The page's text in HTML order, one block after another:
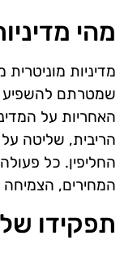
מהי
מדיניות
שמטרתם להשפיע
האחריות על
הריבית, שליטה
החליפין. כל
המחירים,
תפקידו